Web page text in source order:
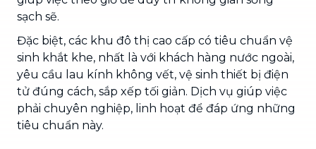
sạch sẽ.
Đặc biệt, các khu đô thị cao cấp có tiêu chuẩn vệ
sinh khắt khe, nhất là với khách hàng nước ngoài,
yêu cầu lau kính không vết, vệ sinh thiết bị điện
tử đúng cách, sắp xếp tối giản. Dịch vụ giúp việc
phải chuyên nghiệp, linh hoạt để đáp ứng những
tiêu chuẩn này.